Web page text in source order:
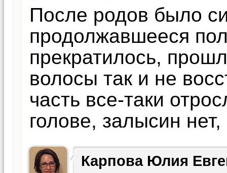
После родов было
продолжавшееся
прекратилось,
волосы так и не
часть все-таки
голове, залысин
Карпова Юлия